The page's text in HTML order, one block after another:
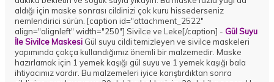
aldığı için maske sonrası cildinizi çok kuru hissederseniz
nemlendirici sürün. [caption id="attachment_2522"
align="alignleft" width="250"] Sivilce ve Leke[/caption] - Gül Suyu
İle Sivilce Maskesi Gül suyu cildi temizleyen ve sivilce maskeleri
yapımında çokça kullandığımız önemli bir malzemedir. Maske
hazırlamak için 1 yemek kaşığı gül suyu ve 1 yemek kaşığı bala
ihtiyacımız vardır. Bu malzemeleri iyice karıştırdıktan sonra